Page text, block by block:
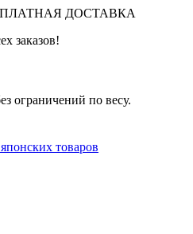
ДОСТАВКА
заказов!
ограничений по весу.